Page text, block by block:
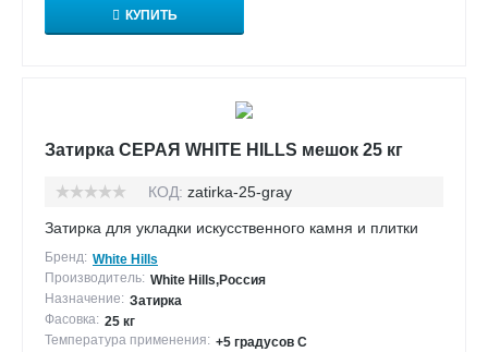
КУПИТЬ
Затирка СЕРАЯ WHITE HILLS мешок 25 кг
КОД: zatirka-25-gray
Затирка для укладки искусственного камня и плитки
Бренд: White Hills
Производитель: White Hills,Россия
Назначение: Затирка
Фасовка: 25 кг
Температура применения: +5 градусов С